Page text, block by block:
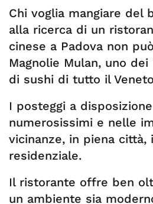
Chi voglia mangiare del
alla ricerca di un
cinese a Padova non
Magnolie Mulan, uno
di sushi di tutto il
I posteggi a
numerosissimi e nelle
vicinanze, in piena città,
residenziale.
Il ristorante offre ben
un ambiente sia